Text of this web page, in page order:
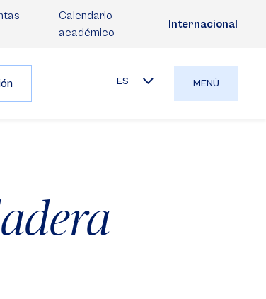
Calendario
académico
Internacional
ES MENÚ